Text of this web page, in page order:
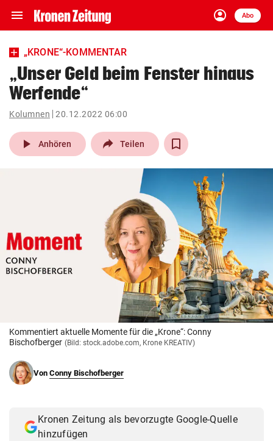
menu Navigation
ein-/ausklappen
account_circle
Anmelden
Abo
close Schließen
account_circle Anmelden
pin_drop
Wien arrow_right
© Krone Multimedia GmbH & Co KG 2026
„KRONE“-KOMMENTAR
„Unser Geld beim Fenster hinaus
Werfende“
Kolumnen 20.12.2022 06:00
play_arrow Anhören Teilen
Kommentiert aktuelle Momente für die „Krone“: Conny
Bischofberger (Bild: stock.adobe.com, Krone KREATIV)
Von Conny Bischofberger
Kronen Zeitung als bevorzugte Google-Quelle
hinzufügen